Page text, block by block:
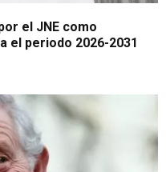
el JNE como
el periodo 2026-2031